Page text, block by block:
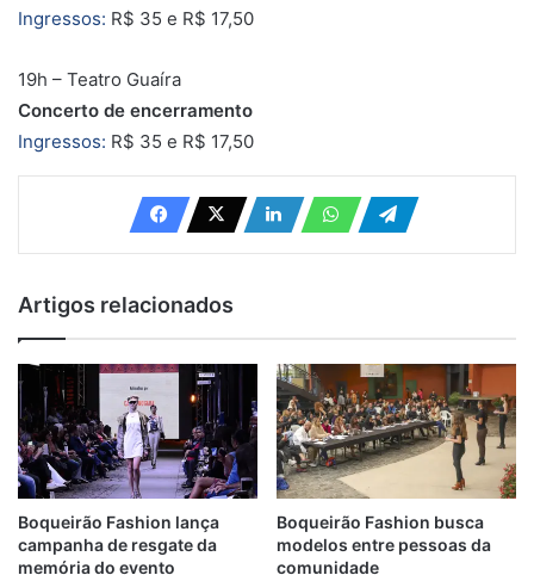
Ingressos: R$ 35 e R$ 17,50
19h – Teatro Guaíra
Concerto de encerramento
Ingressos: R$ 35 e R$ 17,50
Artigos relacionados
Boqueirão Fashion lança
campanha de resgate da
memória do evento
Boqueirão Fashion busca
modelos entre pessoas da
comunidade